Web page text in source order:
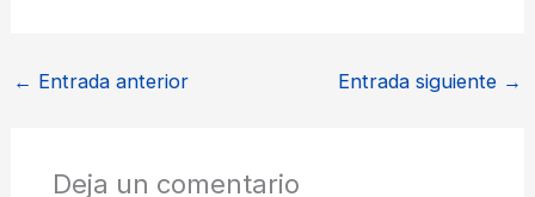
← Entrada anterior Entrada siguiente →
Deja un comentario